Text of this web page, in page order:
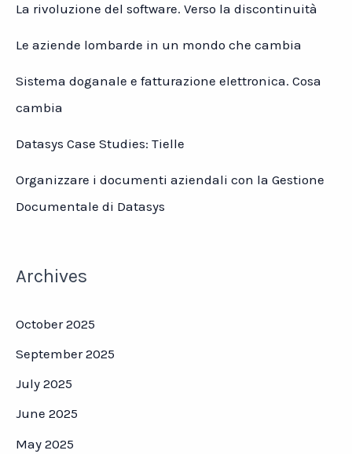
La rivoluzione del software. Verso la discontinuità
Le aziende lombarde in un mondo che cambia
Sistema doganale e fatturazione elettronica. Cosa
cambia
Datasys Case Studies: Tielle
Organizzare i documenti aziendali con la Gestione
Documentale di Datasys
Archives
October 2025
September 2025
July 2025
June 2025
May 2025